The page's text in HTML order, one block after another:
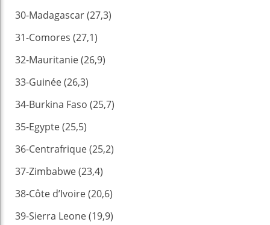
30-Madagascar (27,3)
31-Comores (27,1)
32-Mauritanie (26,9)
33-Guinée (26,3)
34-Burkina Faso (25,7)
35-Egypte (25,5)
36-Centrafrique (25,2)
37-Zimbabwe (23,4)
38-Côte d’Ivoire (20,6)
39-Sierra Leone (19,9)